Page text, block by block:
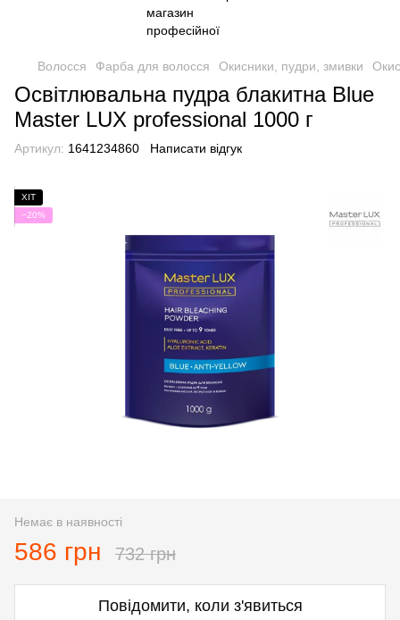
Волосся Фарба для волосся Окисники, пудри, змивки
Освітлювальна пудра блакитна Blue
Master LUX professional 1000 г
Артикул: 1641234860 Написати відгук
ХІТ
−20%
Немає в наявності
586 грн 732 грн
Повідомити, коли з'явиться